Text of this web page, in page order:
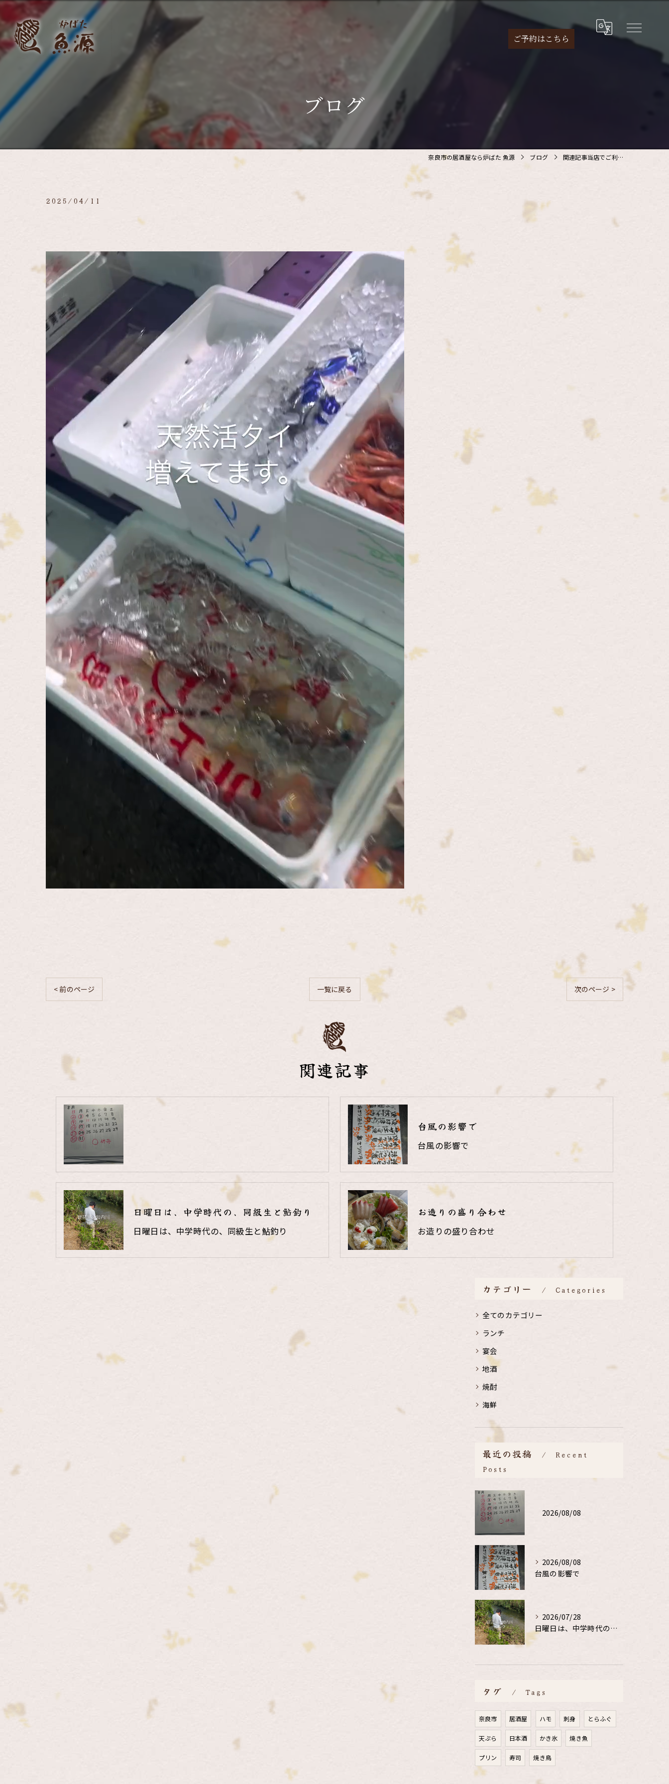
ご予約はこちら
ブログ
奈良市の居酒屋なら炉ばた 魚源 ブログ 関連記事当店でご利…
2025/04/11
< 前のページ 一覧に戻る 次のページ >
関連記事
台風の影響で
台風の影響で
日曜日は、中学時代の、同級生と鮎釣り
日曜日は、中学時代の、同級生と鮎釣り
お造りの盛り合わせ
お造りの盛り合わせ
カテゴリー Categories
全てのカテゴリー
ランチ
宴会
地酒
焼酎
海鮮
最近の投稿
Recent
Posts
2026/08/08
2026/08/08
台風の影響で
2026/07/28
日曜日は、中学時代の、同級生と鮎釣り
タグ Tags
奈良市 居酒屋 ハモ 刺身 とらふぐ
天ぷら 日本酒 かき氷 焼き魚
プリン 寿司 焼き鳥